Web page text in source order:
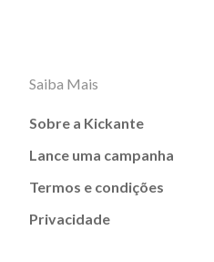
Saiba Mais
Sobre a Kickante
Lance uma campanha
Termos e condições
Privacidade